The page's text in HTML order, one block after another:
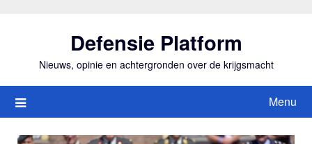
Defensie Platform
Nieuws, opinie en achtergronden over de krijgsmacht
Menu